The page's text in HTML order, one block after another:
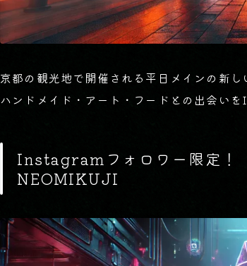
京都の観光地で開催される平日メインの新し
ハンドメイド・アート・フードとの出会い
Instagramフォロワー限定！
NEOMIKUJI